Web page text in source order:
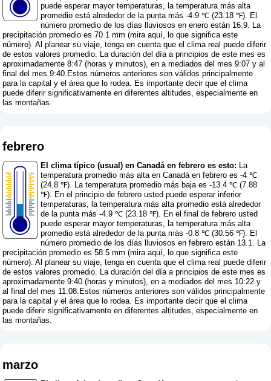
puede esperar mayor temperaturas, la temperatura más alta
promedio está alrededor de la punta más -4.9 ℃ (23.18 ℉). El
número promedio de los días lluviosos en enero están 16.9. La
precipitación promedio es 70.1 mm (mira aquí, lo que significa este
número). Al planear su viaje, tenga en cuenta que el clima real puede diferir
de estos valores promedio. La duración del día a principios de este mes es
aproximadamente 8:47 (horas y minutos), en a mediados del mes 9:07 y al
final del mes 9:40.Estos números anteriores son válidos principalmente
para la capital y el área que lo rodea. Es importante decir que el clima
puede diferir significativamente en diferentes altitudes, especialmente en
las montañas.
febrero
El clima típico (usual) en Canadá en febrero es esto: La
temperatura promedio más alta en Canadá en febrero es -4 ℃
(24.8 ℉). La temperatura promedio más baja es -13.4 ℃ (7.88
℉). En el principio de febrero usted puede esperar inferior
temperaturas, la temperatura más alta promedio está alrededor
de la punta más -4.9 ℃ (23.18 ℉). En el final de febrero usted
puede esperar mayor temperaturas, la temperatura más alta
promedio está alrededor de la punta más -0.8 ℃ (30.56 ℉). El
número promedio de los días lluviosos en febrero están 13.1. La
precipitación promedio es 58.5 mm (mira aquí, lo que significa este
número). Al planear su viaje, tenga en cuenta que el clima real puede diferir
de estos valores promedio. La duración del día a principios de este mes es
aproximadamente 9:40 (horas y minutos), en a mediados del mes 10:22 y
al final del mes 11:08.Estos números anteriores son válidos principalmente
para la capital y el área que lo rodea. Es importante decir que el clima
puede diferir significativamente en diferentes altitudes, especialmente en
las montañas.
marzo